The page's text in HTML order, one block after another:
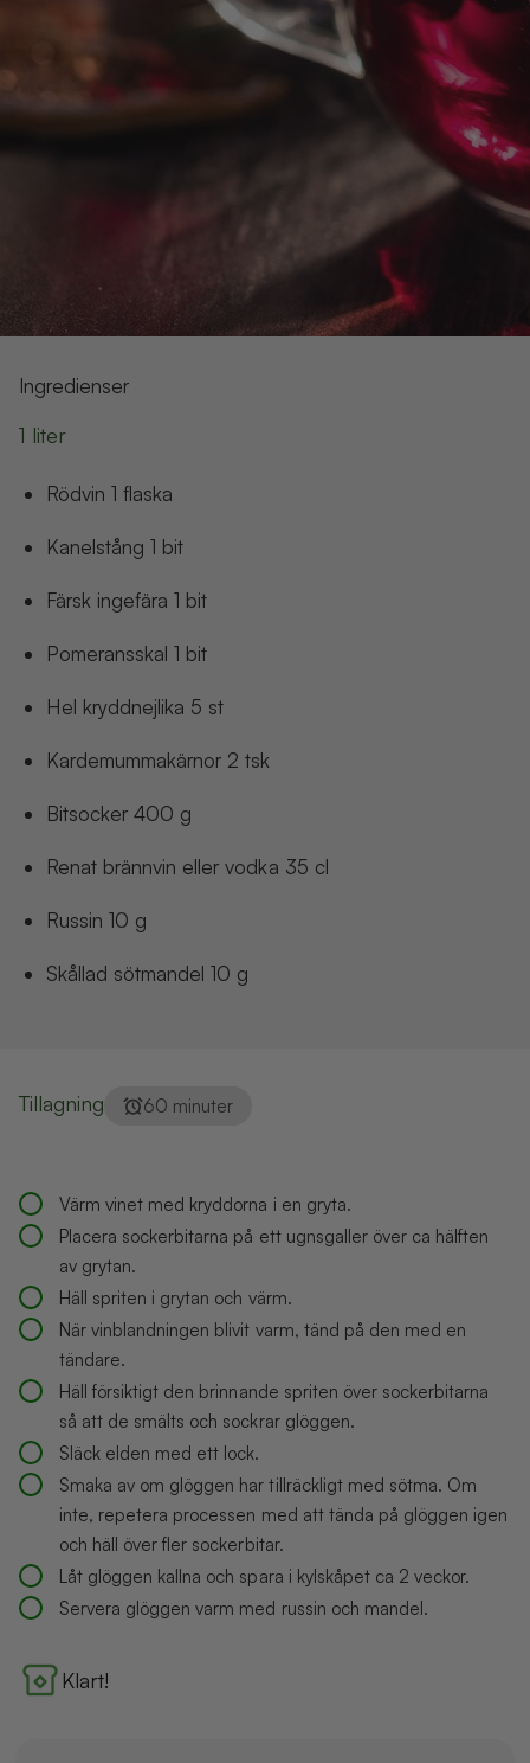
Ingredienser
1 liter
rödvin 1 flaska
kanelstång 1 bit
färsk ingefära 1 bit
pomeransskal 1 bit
hel kryddnejlika 5 st
kardemummakärnor 2 tsk
bitsocker 400 g
renat brännvin eller vodka 35 cl
russin 10 g
skållad sötmandel 10 g
Tillagning 60 minuter
Värm vinet med kryddorna i en gryta.
Placera sockerbitarna på ett ugnsgaller över ca hälften
av grytan.
Häll spriten i grytan och värm.
När vinblandningen blivit varm, tänd på den med en
tändare.
Häll försiktigt den brinnande spriten över sockerbitarna
så att de smälts och sockrar glöggen.
Släck elden med ett lock.
Smaka av om glöggen har tillräckligt med sötma. Om
inte, repetera processen med att tända på glöggen igen
och häll över fler sockerbitar.
Låt glöggen kallna och spara i kylskåpet ca 2 veckor.
Servera glöggen varm med russin och mandel.
Klart!